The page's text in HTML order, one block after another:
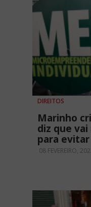
DIREITOS
Marinho
diz que
para
08 FEVEREIRO,